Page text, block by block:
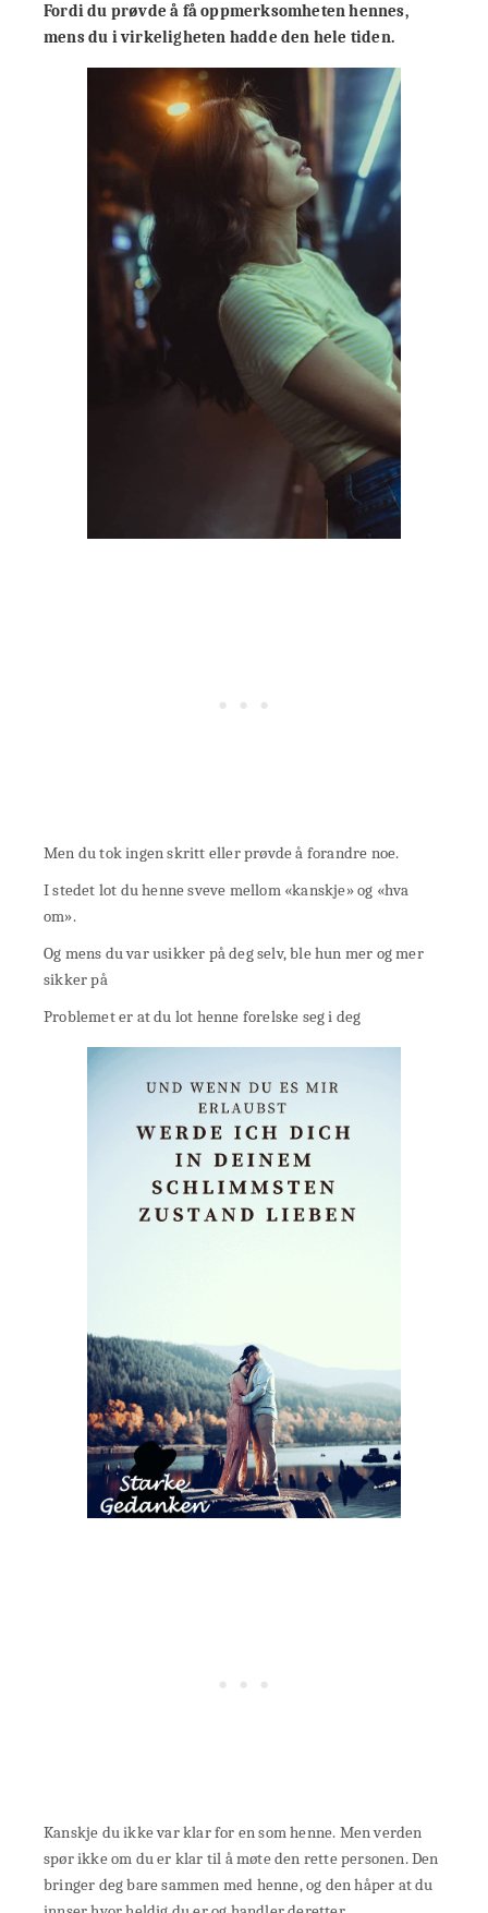
Fordi du prøvde å få oppmerksomheten hennes,
mens du i virkeligheten hadde den hele tiden.
Men du tok ingen skritt eller prøvde å forandre noe.
I stedet lot du henne sveve mellom «kanskje» og «hva
om».
Og mens du var usikker på deg selv, ble hun mer og mer
sikker på
Problemet er at du lot henne forelske seg i deg
Kanskje du ikke var klar for en som henne. Men verden
spør ikke om du er klar til å møte den rette personen. Den
bringer deg bare sammen med henne, og den håper at du